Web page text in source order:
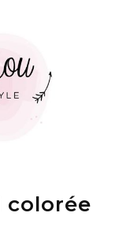
colorée